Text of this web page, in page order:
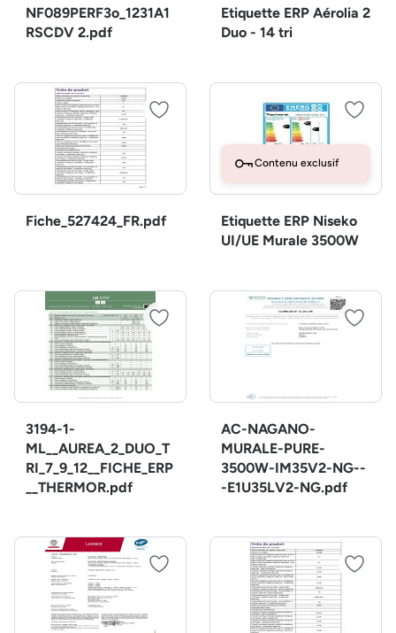
NF089PERF3o_1231A1
RSCDV 2.pdf
Etiquette ERP Aérolia 2
Duo - 14 tri
Fiche_527424_FR.pdf
Contenu exclusif
Etiquette ERP Niseko
UI/UE Murale 3500W
3194-1-
ML__AUREA_2_DUO_T
RI_7_9_12__FICHE_ERP
__THERMOR.pdf
AC-NAGANO-
MURALE-PURE-
3500W-IM35V2-NG--
-E1U35LV2-NG.pdf